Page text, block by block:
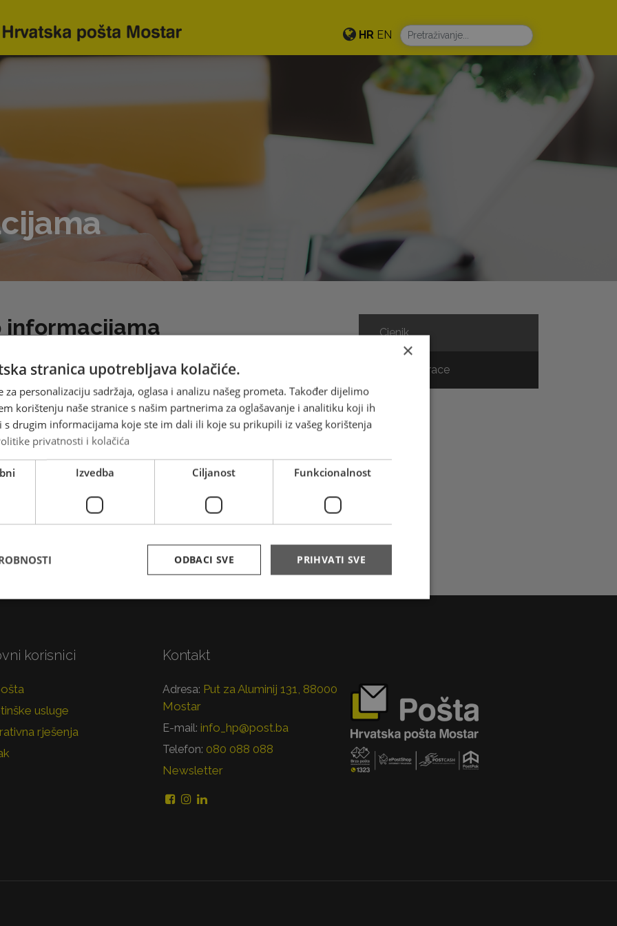
HR EN
informacijama
informacijama
informacijama u HP Mostar
Plana integriteta HP d.o.o. Mostar za 2024. godinu
Mjera za unaprjeđenje integriteta HP d.o.o. Mostar
2027
Cjenik
Track & Trace
korisnici
usluge
rješenja
Kontakt
Adresa: Put za Aluminij 131, 88000
Mostar
E-mail: info_hp@post.ba
Telefon: 080 088 088
Newsletter
×
stranica upotrebljava kolačiće.
za personalizaciju sadržaja, oglasa i analizu našeg prometa. Također dijelimo
korištenju naše stranice s našim partnerima za oglašavanje i analitiku koji ih
drugim informacijama koje ste im dali ili koje su prikupili iz vašeg korištenja
privatnosti i kolačića
Izvedba Ciljanost Funkcionalnost
PRIHVATI SVE
ODBACI SVE